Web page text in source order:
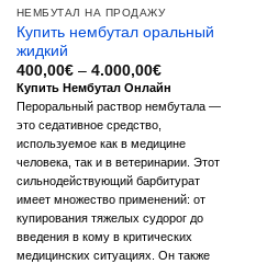
НЕМБУТАЛ НА ПРОДАЖУ
Купить нембутал оральный
жидкий
400,00€ – 4.000,00€Диапазон
цен:
400,00€
–
4.000,00€
Купить Нембутал Онлайн
Пероральный раствор нембутала —
это седативное средство,
используемое как в медицине
человека, так и в ветеринарии. Этот
сильнодействующий барбитурат
имеет множество применений: от
купирования тяжелых судорог до
введения в кому в критических
медицинских ситуациях. Он также